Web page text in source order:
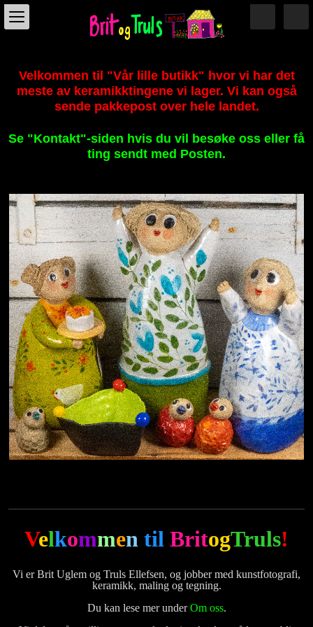
Velkommen til "Vår lille butikk" hvor vi har det
meste av keramikktingene vi lager. Vi kan også
sende pakkepost over hele landet.
Se "Kontakt"-siden hvis du vil besøke oss eller få
ting sendt med Posten.
Velkommen til BritogTruls!
Vi er Brit Uglem og Truls Ellefsen, og jobber med kunstfotografi,
keramikk, maling og tegning.
Du kan lese mer underOm oss.